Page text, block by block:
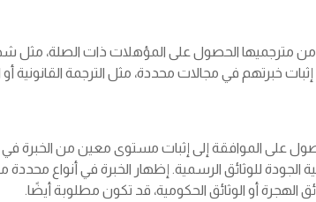
من مترجميها الحصول على المؤهلات ذات الصلة، مثل
خبرتهم في مجالات محددة، مثل الترجمة القانونية أو
على الموافقة إلى إثبات مستوى معين من الخبرة في
للوثائق الرسمية. إظهار الخبرة في أنواع محددة
الهجرة أو الوثائق الحكومية، قد تكون مطلوبة أيضًا.